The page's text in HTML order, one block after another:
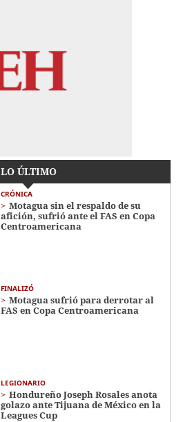
LO ÚLTIMO
CRÓNICA
Motagua sin el respaldo de su
afición, sufrió ante el FAS en Copa
Centroamericana
FINALIZÓ
Motagua sufrió para derrotar al
FAS en Copa Centroamericana
LEGIONARIO
Hondureño Joseph Rosales anota
golazo ante Tijuana de México en la
Leagues Cup